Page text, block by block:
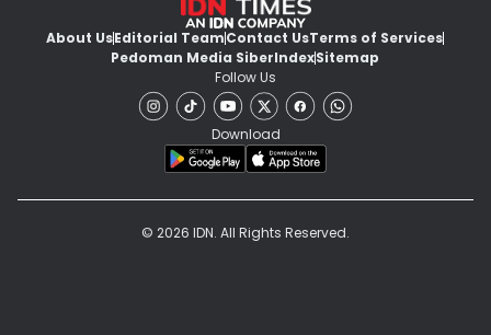
About UsEditorial TeamContact UsTerms of Services
Pedoman Media SiberIndexSitemap
Follow Us
Download
© 2026 IDN. All Rights Reserved.